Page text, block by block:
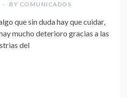
BY COMUNICADOS
que sin duda hay que cuidar,
mucho deterioro gracias a las
del